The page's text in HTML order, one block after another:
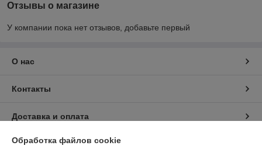
Отзывы о магазине
У компании пока нет отзывов, добавьте первый
О нас
Контакты
Доставка и оплата
График работы
Обработка файлов cookie